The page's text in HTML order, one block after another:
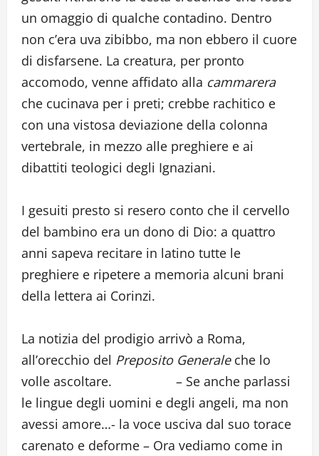
un omaggio di qualche contadino. Dentro
non c’era uva zibibbo, ma non ebbero il cuore
di disfarsene. La creatura, per pronto
accomodo, venne affidato alla cammarera
che cucinava per i preti; crebbe rachitico e
con una vistosa deviazione della colonna
vertebrale, in mezzo alle preghiere e ai
dibattiti teologici degli Ignaziani.
I gesuiti presto si resero conto che il cervello
del bambino era un dono di Dio: a quattro
anni sapeva recitare in latino tutte le
preghiere e ripetere a memoria alcuni brani
della lettera ai Corinzi.
La notizia del prodigio arrivò a Roma,
all’orecchio del Preposito Generale che lo
volle ascoltare. – Se anche parlassi
le lingue degli uomini e degli angeli, ma non
avessi amore…- la voce usciva dal suo torace
carenato e deforme – Ora vediamo come in